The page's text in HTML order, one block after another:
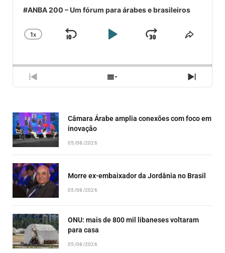
#ANBA 200 – Um fórum para árabes e brasileiros
CHANGE
1X
SKIP
PLAYJUMP
PREVIOUS
EPISODE
SHOW
EPISODES
NEXT
Câmara Árabe amplia conexões com foco em
inovação
05/08/2026
Morre ex-embaixador da Jordânia no Brasil
05/08/2026
ONU: mais de 800 mil libaneses voltaram
para casa
05/08/2026